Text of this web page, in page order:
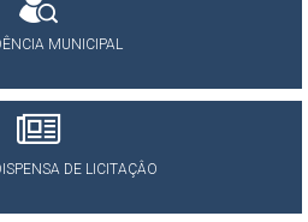
MUNICIPAL
DE LICITAÇÂO